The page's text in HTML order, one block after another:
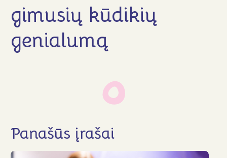
Naujienos
Kontaktai
Sekite mus
gimusių kūdikių
genialumą
Panašūs įrašai